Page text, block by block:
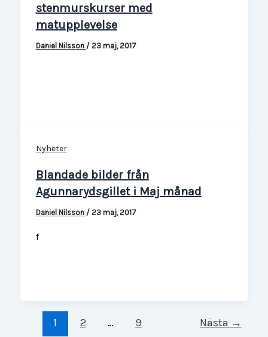
stenmurskurser med
matupplevelse
Daniel Nilsson / 23 maj, 2017
Nyheter
Blandade bilder från
Agunnarydsgillet i Maj månad
Daniel Nilsson / 23 maj, 2017
f
1 2 … 9 Nästa →